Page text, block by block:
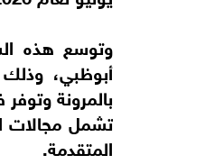
وتوسع هذه
أبوظبي، وذلك
بالمرونة
تشمل مجالات
المتقدمة.